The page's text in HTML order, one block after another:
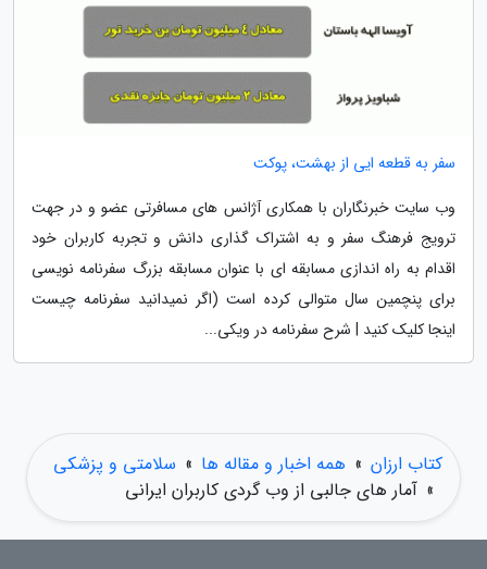
سفر به قطعه ایی از بهشت، پوکت
وب سایت خبرنگاران با همکاری آژانس های مسافرتی عضو و در جهت
ترویج فرهنگ سفر و به اشتراک گذاری دانش و تجربه کاربران خود
اقدام به راه اندازی مسابقه ای با عنوان مسابقه بزرگ سفرنامه نویسی
برای پنچمین سال متوالی کرده است (اگر نمیدانید سفرنامه چیست
اینجا کلیک کنید | شرح سفرنامه در ویکی...
کتاب ارزان » همه اخبار و مقاله ها » سلامتی و پزشکی
» آمار های جالبی از وب گردی کاربران ایرانی